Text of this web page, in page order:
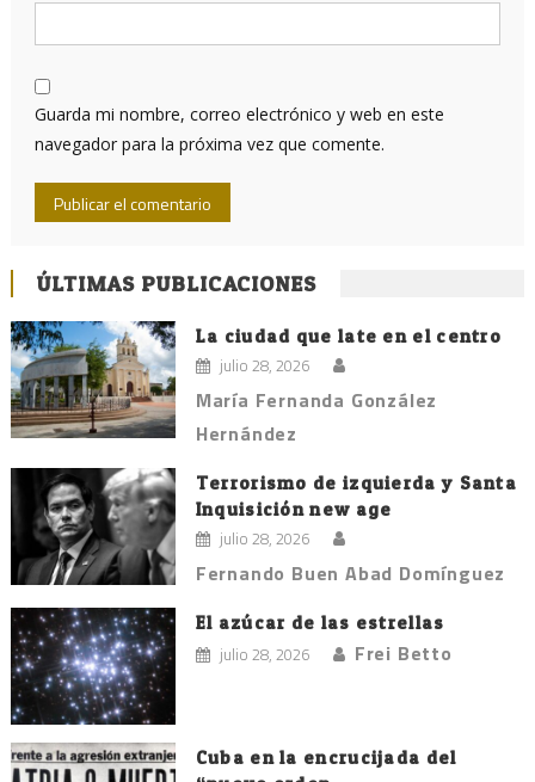
Guarda mi nombre, correo electrónico y web en este
navegador para la próxima vez que comente.
ÚLTIMAS PUBLICACIONES
La ciudad que late en el centro
julio 28, 2026
María Fernanda González
Hernández
Terrorismo de izquierda y Santa
Inquisición new age
julio 28, 2026
Fernando Buen Abad Domínguez
El azúcar de las estrellas
julio 28, 2026 Frei Betto
Cuba en la encrucijada del